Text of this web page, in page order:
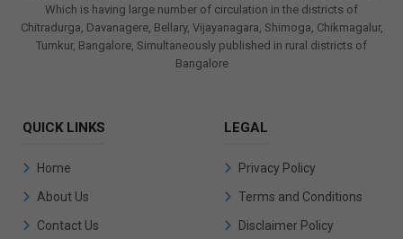
Which is having large number of circulation in the districts of
Chitradurga, Davanagere, Bellary, Vijayanagara, Shimoga, Chikmagalur,
Tumkur, Bangalore, Simultaneously published in rural districts of
Bangalore
QUICK LINKS
Home
About Us
Contact Us
LEGAL
Privacy Policy
Terms and Conditions
Disclaimer Policy